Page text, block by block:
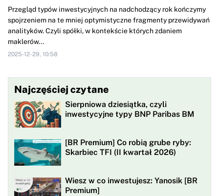
Przegląd typów inwestycyjnych na nadchodzący rok kończymy
spojrzeniem na te mniej optymistyczne fragmenty przewidywań
analityków. Czyli spółki, w kontekście których zdaniem
maklerów...
2025-12-29, 10:58
Najczęściej czytane
Sierpniowa dziesiątka, czyli
inwestycyjne typy BNP Paribas BM
[BR Premium] Co robią grube ryby:
Skarbiec TFI (II kwartał 2026)
Wiesz w co inwestujesz: Yanosik [BR
Premium]